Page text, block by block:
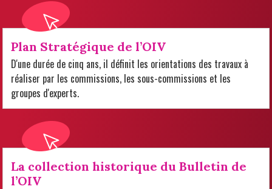
Plan Stratégique de l’OIV
D'une durée de cinq ans, il définit les orientations des travaux à
réaliser par les commissions, les sous-commissions et les
groupes d'experts.
La collection historique du Bulletin de
l’OIV